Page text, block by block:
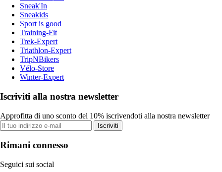
Sneak'In
Sneakids
Sport is good
Training-Fit
Trek-Expert
Triathlon-Expert
TripNBikers
Vélo-Store
Winter-Expert
Iscriviti alla nostra newsletter
Approfitta di uno sconto del 10% iscrivendoti alla nostra newsletter
Iscriviti
Rimani connesso
Seguici sui social